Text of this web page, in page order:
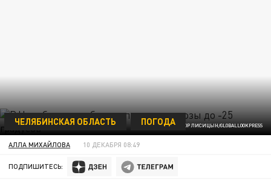
ФОТО: ВИКТОР ЛИСИЦЫН/GLOBALLOOKPRESS
ЧЕЛЯБИНСКАЯ ОБЛАСТЬ ПОГОДА
АЛЛА МИХАЙЛОВА 10 ДЕКАБРЯ 08:49
ПОДПИШИТЕСЬ: